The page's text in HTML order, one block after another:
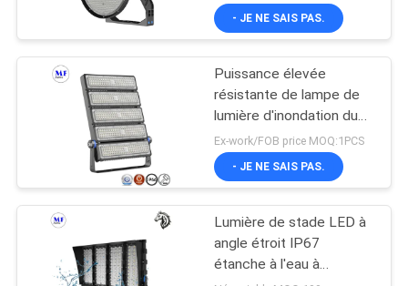
- JE NE SAIS PAS.
Puissance élevée
résistante de lampe de
lumière d'inondation du
stade de football IP66
de vent asymétrique
d'angle de faisceau
Ex-work/FOB price MOQ:1PCS
- JE NE SAIS PAS.
Lumière de stade LED à
angle étroit IP67
étanche à l'eau à